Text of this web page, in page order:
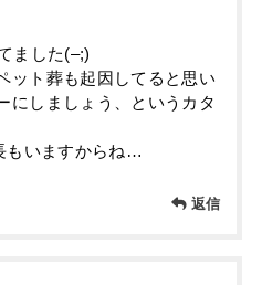
ました(–;)
ット葬も起因してると思い
にしましょう、というカタ
もいますからね…
返信